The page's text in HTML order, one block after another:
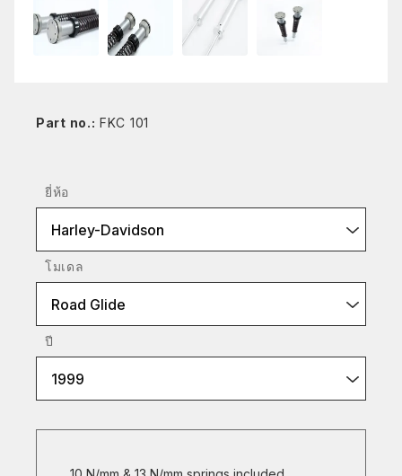
Part no.: FKC 101
ยี่ห้อ
Harley-Davidson
โมเดล
Road Glide
ปี
1999